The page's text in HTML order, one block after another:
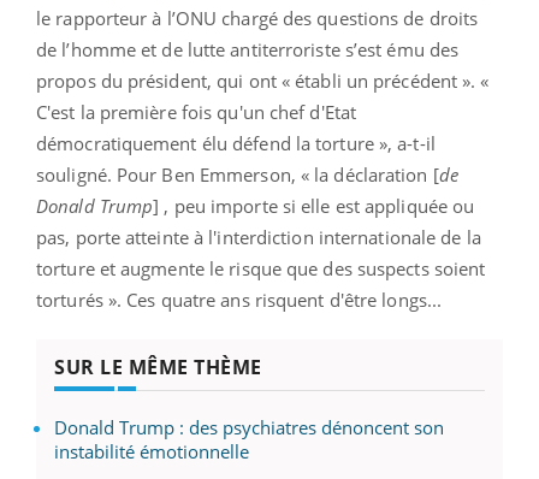
le rapporteur à l’ONU chargé des questions de droits
de l’homme et de lutte antiterroriste s’est ému des
propos du président, qui ont « établi un précédent ». «
C'est la première fois qu'un chef d'Etat
démocratiquement élu défend la torture », a-t-il
souligné. Pour Ben Emmerson, « la déclaration [de
Donald Trump] , peu importe si elle est appliquée ou
pas, porte atteinte à l'interdiction internationale de la
torture et augmente le risque que des suspects soient
torturés ». Ces quatre ans risquent d'être longs...
SUR LE MÊME THÈME
Donald Trump : des psychiatres dénoncent son
instabilité émotionnelle